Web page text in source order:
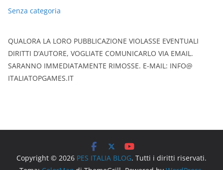
Senza categoria
QUALORA LA LORO PUBBLICAZIONE VIOLASSE EVENTUALI
DIRITTI D’AUTORE, VOGLIATE COMUNICARLO VIA EMAIL.
SARANNO IMMEDIATAMENTE RIMOSSE. E-MAIL: INFO@
ITALIATOPGAMES.IT
Copyright © 2026 PES ITALIA BLOG. Tutti i diritti riservati.